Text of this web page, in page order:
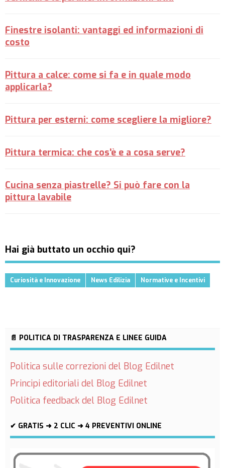
Finestre isolanti: vantaggi ed informazioni di
costo
Pittura a calce: come si fa e in quale modo
applicarla?
Pittura per esterni: come scegliere la migliore?
Pittura termica: che cos'è e a cosa serve?
Cucina senza piastrelle? Si può fare con la
pittura lavabile
Hai già buttato un occhio qui?
Curiosità e Innovazione News Edilizia Normative e Incentivi
📄 POLITICA DI TRASPARENZA E LINEE GUIDA
Politica sulle correzioni del Blog Edilnet
Principi editoriali del Blog Edilnet
Politica feedback del Blog Edilnet
✔ GRATIS ➜ 2 CLIC ➜ 4 PREVENTIVI ONLINE